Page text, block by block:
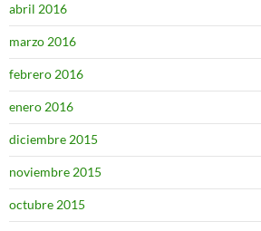
abril 2016
marzo 2016
febrero 2016
enero 2016
diciembre 2015
noviembre 2015
octubre 2015